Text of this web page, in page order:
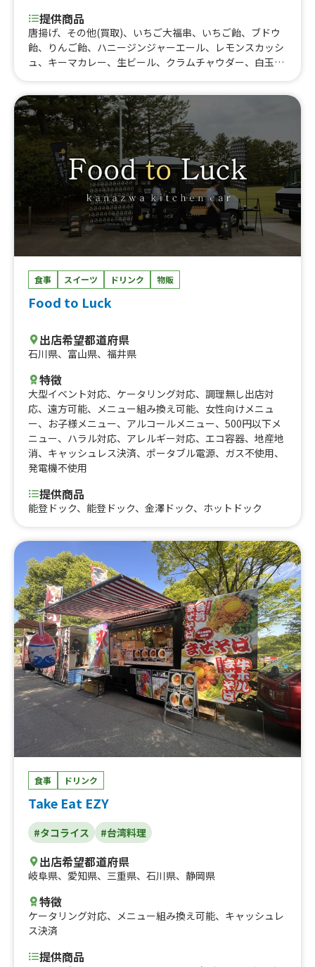
提供商品
唐揚げ、その他(買取)、いちご大福串、いちご飴、ブドウ
飴、りんご飴、ハニージンジャーエール、レモンスカッシ
ュ、キーマカレー、生ビール、クラムチャウダー、白玉ぜ
食事 スイーツ ドリンク 物販
Food to Luck
出店希望都道府県
石川県、 富山県、 福井県
特徴
大型イベント対応、 ケータリング対応、 調理無し出店対
応、 遠方可能、 メニュー組み換え可能、 女性向けメニュ
ー、 お子様メニュー、 アルコールメニュー、 500円以下メ
ニュー、 ハラル対応、 アレルギー対応、 エコ容器、 地産地
消、 キャッシュレス決済、 ポータブル電源、 ガス不使用、
発電機不使用
提供商品
能登ドック、能登ドック、金澤ドック、ホットドック
食事 ドリンク
Take Eat EZY
#タコライス #台湾料理
出店希望都道府県
岐阜県、 愛知県、 三重県、 石川県、 静岡県
特徴
ケータリング対応、 メニュー組み換え可能、 キャッシュレ
ス決済
提供商品